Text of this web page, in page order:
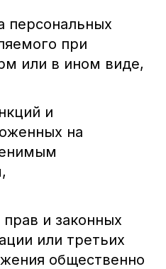
персональных
при
или в ином виде,
и
на
и законных
или третьих
общественно